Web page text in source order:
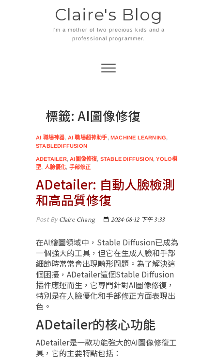
Claire's Blog
I'm a mother of two precious kids and a
professional programmer.
標籤: AI圖像修復
AI 職場神器, AI 職場超神助手,MACHINE LEARNING,
STABLEDIFFUSION
ADETAILER,AI圖像修復, STABLE DIFFUSION,YOLO模
型, 人臉優化, 手部修正
ADetailer: 自動人臉檢測
和高品質修復
Post ByClaire Chang 2024-08-12 下午 3:33
在AI繪圖領域中，Stable Diffusion已成為
一個強大的工具，但它在生成人臉和手部
細節時常常會出現畸形問題。為了解決這
個困擾，ADetailer這個Stable Diffusion
插件應運而生，它專門針對AI圖像修復，
特別是在人臉優化和手部修正方面表現出
色。
ADetailer的核心功能
ADetailer是一款功能強大的AI圖像修復工
具，它的主要特點包括：